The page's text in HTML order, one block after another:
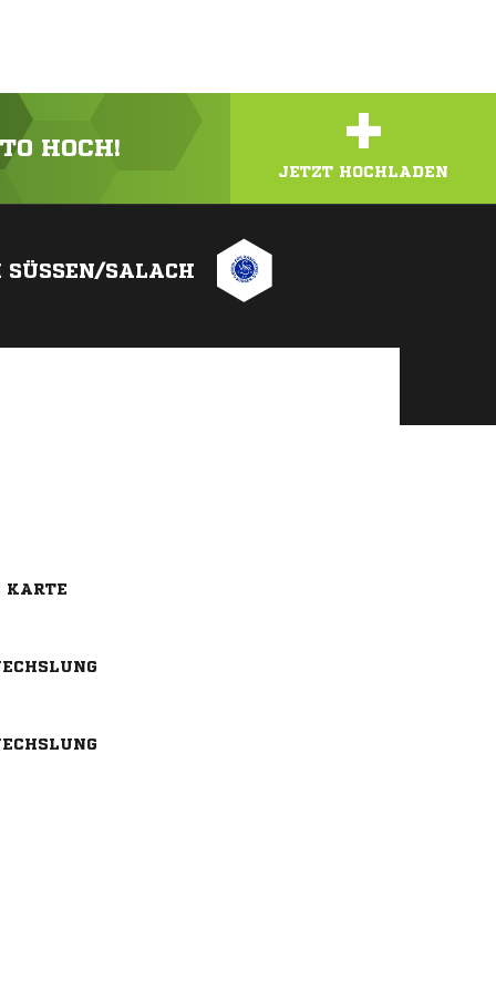
HOCH! +
JETZT HOCHLADEN
SÜSSEN/SALACH
KARTE